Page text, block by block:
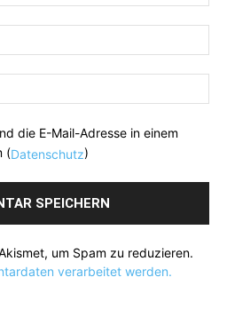
die E-Mail-Adresse in einem
(Datenschutz)
um Spam zu reduzieren.
verarbeitet werden.